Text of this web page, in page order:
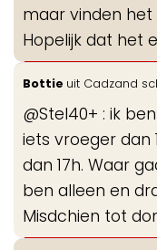
maar vinden
Hopelijk dat het
Bottie uit Cadzand
@Stel40+ : ik
iets vroeger dan
dan 17h. Waar
ben alleen en
Misdchien tot